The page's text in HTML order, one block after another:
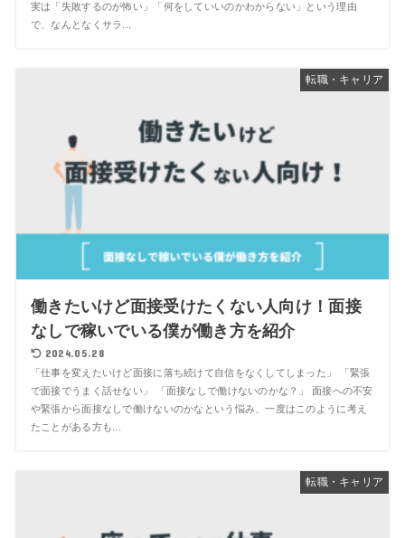
実は「失敗するのが怖い」「何をしていいのかわからない」という理由
で、なんとなくサラ...
転職・キャリア
働きたいけど面接受けたくない人向け！面接
なしで稼いでいる僕が働き方を紹介
2024.05.28
「仕事を変えたいけど面接に落ち続けて自信をなくしてしまった」 「緊張
で面接でうまく話せない」 「面接なしで働けないのかな？」 面接への不安
や緊張から面接なしで働けないのかなという悩み、一度はこのように考え
たことがある方も...
転職・キャリア